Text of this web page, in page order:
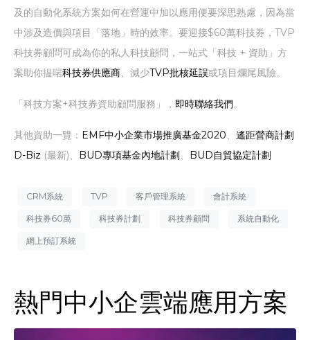
及的自動化系統方案如何在營運中加以應用便要深思熟慮，因為當
中涉及造價與項目「落地」時的效率。要迎接$60萬科技券，TVP
科技券顧問可成為你的私人科技顧問，一站式「科技 + 資助」方
案助你揾啱科技券供應商、減少TVP批核延誤或項目爛尾風險。
「科技方案+科技券資助顧問服務」， 即時聯絡我們。
其他資助一覽： EMF中小企業市場推廣基金2020、 遙距營商計劃
D-Biz (最新)、 BUD專項基金內地計劃、 BUD自貿協定計劃
CRM系統 TVP 客戶管理系統 會計系統
科技券60萬 科技券計劃 科技券顧問 系統自動化
網上預訂系統
熱門中小企雲端應用方案